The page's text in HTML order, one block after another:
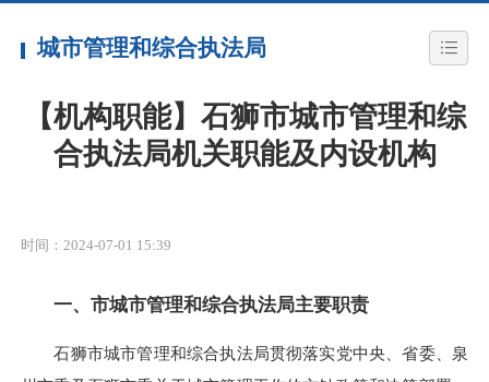
城市管理和综合执法局
【机构职能】石狮市城市管理和综
合执法局机关职能及内设机构
时间：2024-07-01 15:39
一、市城市管理和综合执法局主要职责
石狮市城市管理和综合执法局贯彻落实党中央、省委、泉